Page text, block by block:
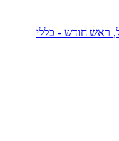
ראש חודש - כללי